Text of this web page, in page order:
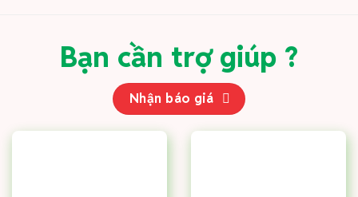
Bạn cần trợ giúp ?
Nhận báo giá